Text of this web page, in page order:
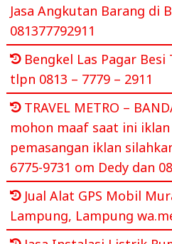
Jasa Angkutan Barang di
081377792911
Bengkel Las Pagar
tlpn 0813 – 7779 – 2911
TRAVEL METRO –
mohon maaf saat ini
pemasangan iklan
6775-9731 om Dedy dan
Jual Alat GPS Mobil
Lampung, Lampung